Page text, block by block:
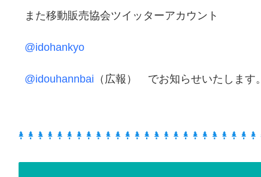
また移動販売協会ツイッターアカウント
@idohankyo
@idouhannbai （広報） でお知らせいたします。